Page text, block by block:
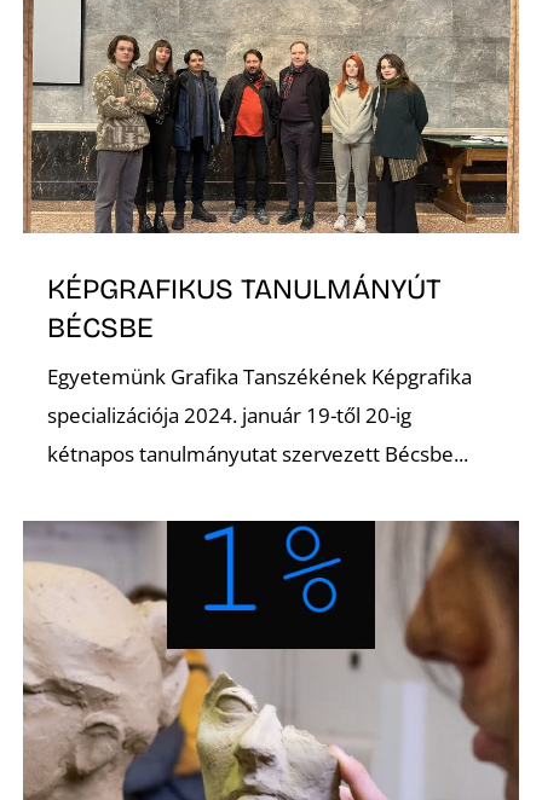
KÉPGRAFIKUS TANULMÁNYÚT
BÉCSBE
Egyetemünk Grafika Tanszékének Képgrafika
specializációja 2024. január 19-től 20-ig
kétnapos tanulmányutat szervezett Bécsbe...